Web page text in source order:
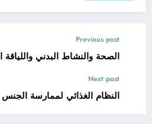
Previous post
الصحة والنشاط البدني واللياقة
Next post
النظام الغذائي لممارسة الجنس